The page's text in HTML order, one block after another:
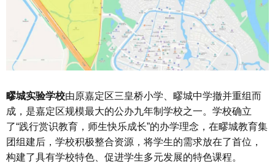
疁城实验学校由原嘉定区三皇桥小学、疁城中学撤并重组而
成，是嘉定区规模最大的公办九年制学校之一。学校确立
了“践行赏识教育，师生快乐成长”的办学理念，在疁城教育集
团组建后，学校积极整合资源，将学生的需求放在了首位，
构建了具有学校特色、促进学生多元发展的特色课程。